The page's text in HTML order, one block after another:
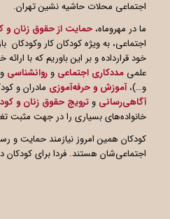
اجتماعی محلات حاشیه نشین تهران.
ما در مهروماه، حمایت از حقوق زنان و
اجتماعی، به ویژه کودکان کار وکودکان
خود قرارداده و بر این باوریم که با
علمی مددکاری اجتماعی وروانشناسی
و…)،آموزش و حرفه‌آموزی مادران و
آگاهیرسانی وترویج حقوق زنان و
خانواده‌های بسیاری را در جهت مثبت
کودکان همین امروز نیازمند حمایت و
اجتماعی‌شان هستند. فردا برای کودکان